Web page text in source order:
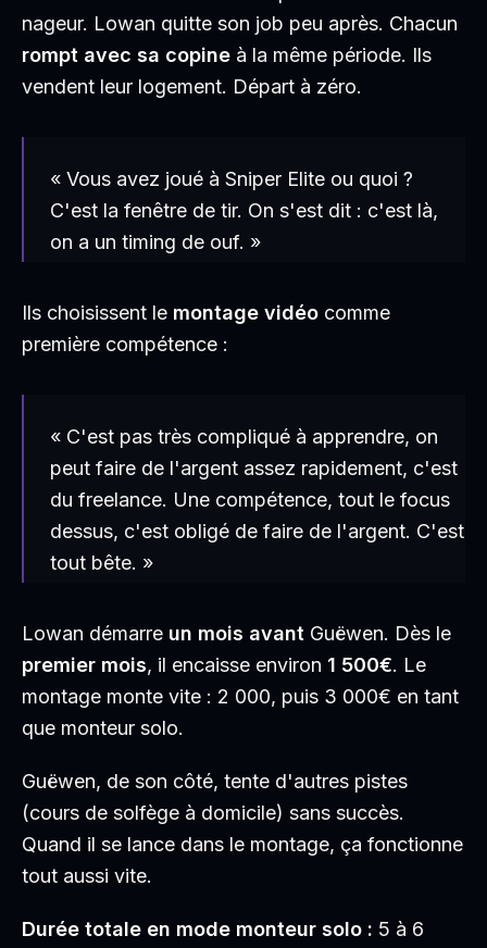
nageur. Lowan quitte son job peu après. Chacun
rompt avec sa copine à la même période. Ils
vendent leur logement. Départ à zéro.
« Vous avez joué à Sniper Elite ou quoi ?
C'est la fenêtre de tir. On s'est dit : c'est là,
on a un timing de ouf. »
Ils choisissent le montage vidéo comme
première compétence :
« C'est pas très compliqué à apprendre, on
peut faire de l'argent assez rapidement, c'est
du freelance. Une compétence, tout le focus
dessus, c'est obligé de faire de l'argent. C'est
tout bête. »
Lowan démarre un mois avant Guëwen. Dès le
premier mois, il encaisse environ 1 500€. Le
montage monte vite : 2 000, puis 3 000€ en tant
que monteur solo.
Guëwen, de son côté, tente d'autres pistes
(cours de solfège à domicile) sans succès.
Quand il se lance dans le montage, ça fonctionne
tout aussi vite.
Durée totale en mode monteur solo : 5 à 6